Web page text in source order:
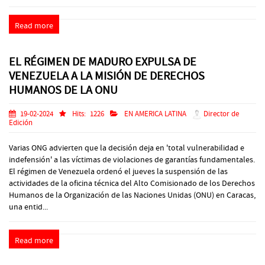
Read more
EL RÉGIMEN DE MADURO EXPULSA DE
VENEZUELA A LA MISIÓN DE DERECHOS
HUMANOS DE LA ONU
19-02-2024 Hits: 1226 EN AMERICA LATINA
Director de
Edición
Varias ONG advierten que la decisión deja en 'total vulnerabilidad e
indefensión' a las víctimas de violaciones de garantías fundamentales.
El régimen de Venezuela ordenó el jueves la suspensión de las
actividades de la oficina técnica del Alto Comisionado de los Derechos
Humanos de la Organización de las Naciones Unidas (ONU) en Caracas,
una entid...
Read more